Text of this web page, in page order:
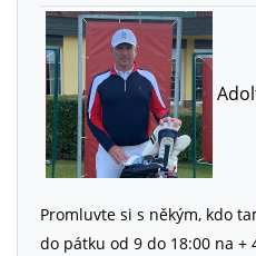
Promluvte si s někým, kdo
do pátku od 9 do 18:00 na +